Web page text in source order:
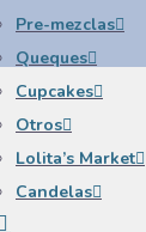
Pre-mezclas
Queques
Cupcakes
Otros
Lolita’s Market
Candelas